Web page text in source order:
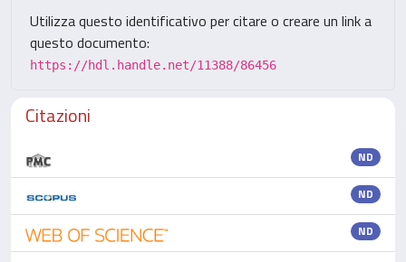
Utilizza questo identificativo per citare o creare un link a
questo documento:
https://hdl.handle.net/11388/86456
Citazioni
ND
ND
ND